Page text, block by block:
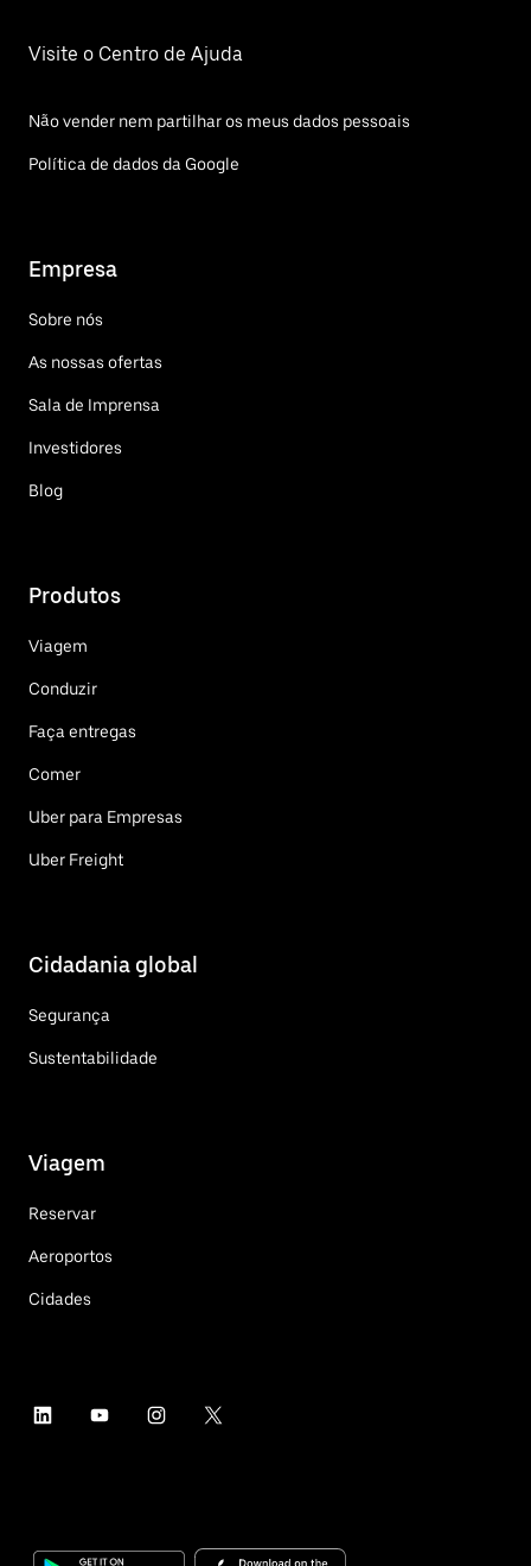
Visite o Centro de Ajuda
Não vender nem partilhar os meus dados pessoais
Política de dados da Google
Empresa
Sobre nós
As nossas ofertas
Sala de Imprensa
Investidores
Blog
Produtos
Viagem
Conduzir
Faça entregas
Comer
Uber para Empresas
Uber Freight
Cidadania global
Segurança
Sustentabilidade
Viagem
Reservar
Aeroportos
Cidades